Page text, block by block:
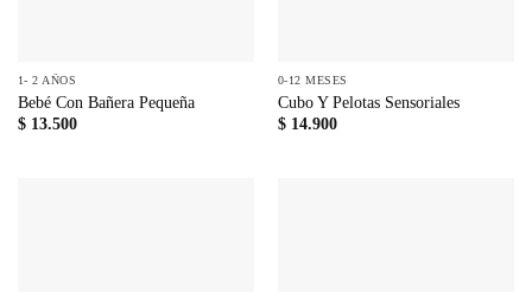
1- 2 AÑOS
Bebé Con Bañera Pequeña
$13.500
0-12 MESES
Cubo Y Pelotas Sensoriales
$14.900